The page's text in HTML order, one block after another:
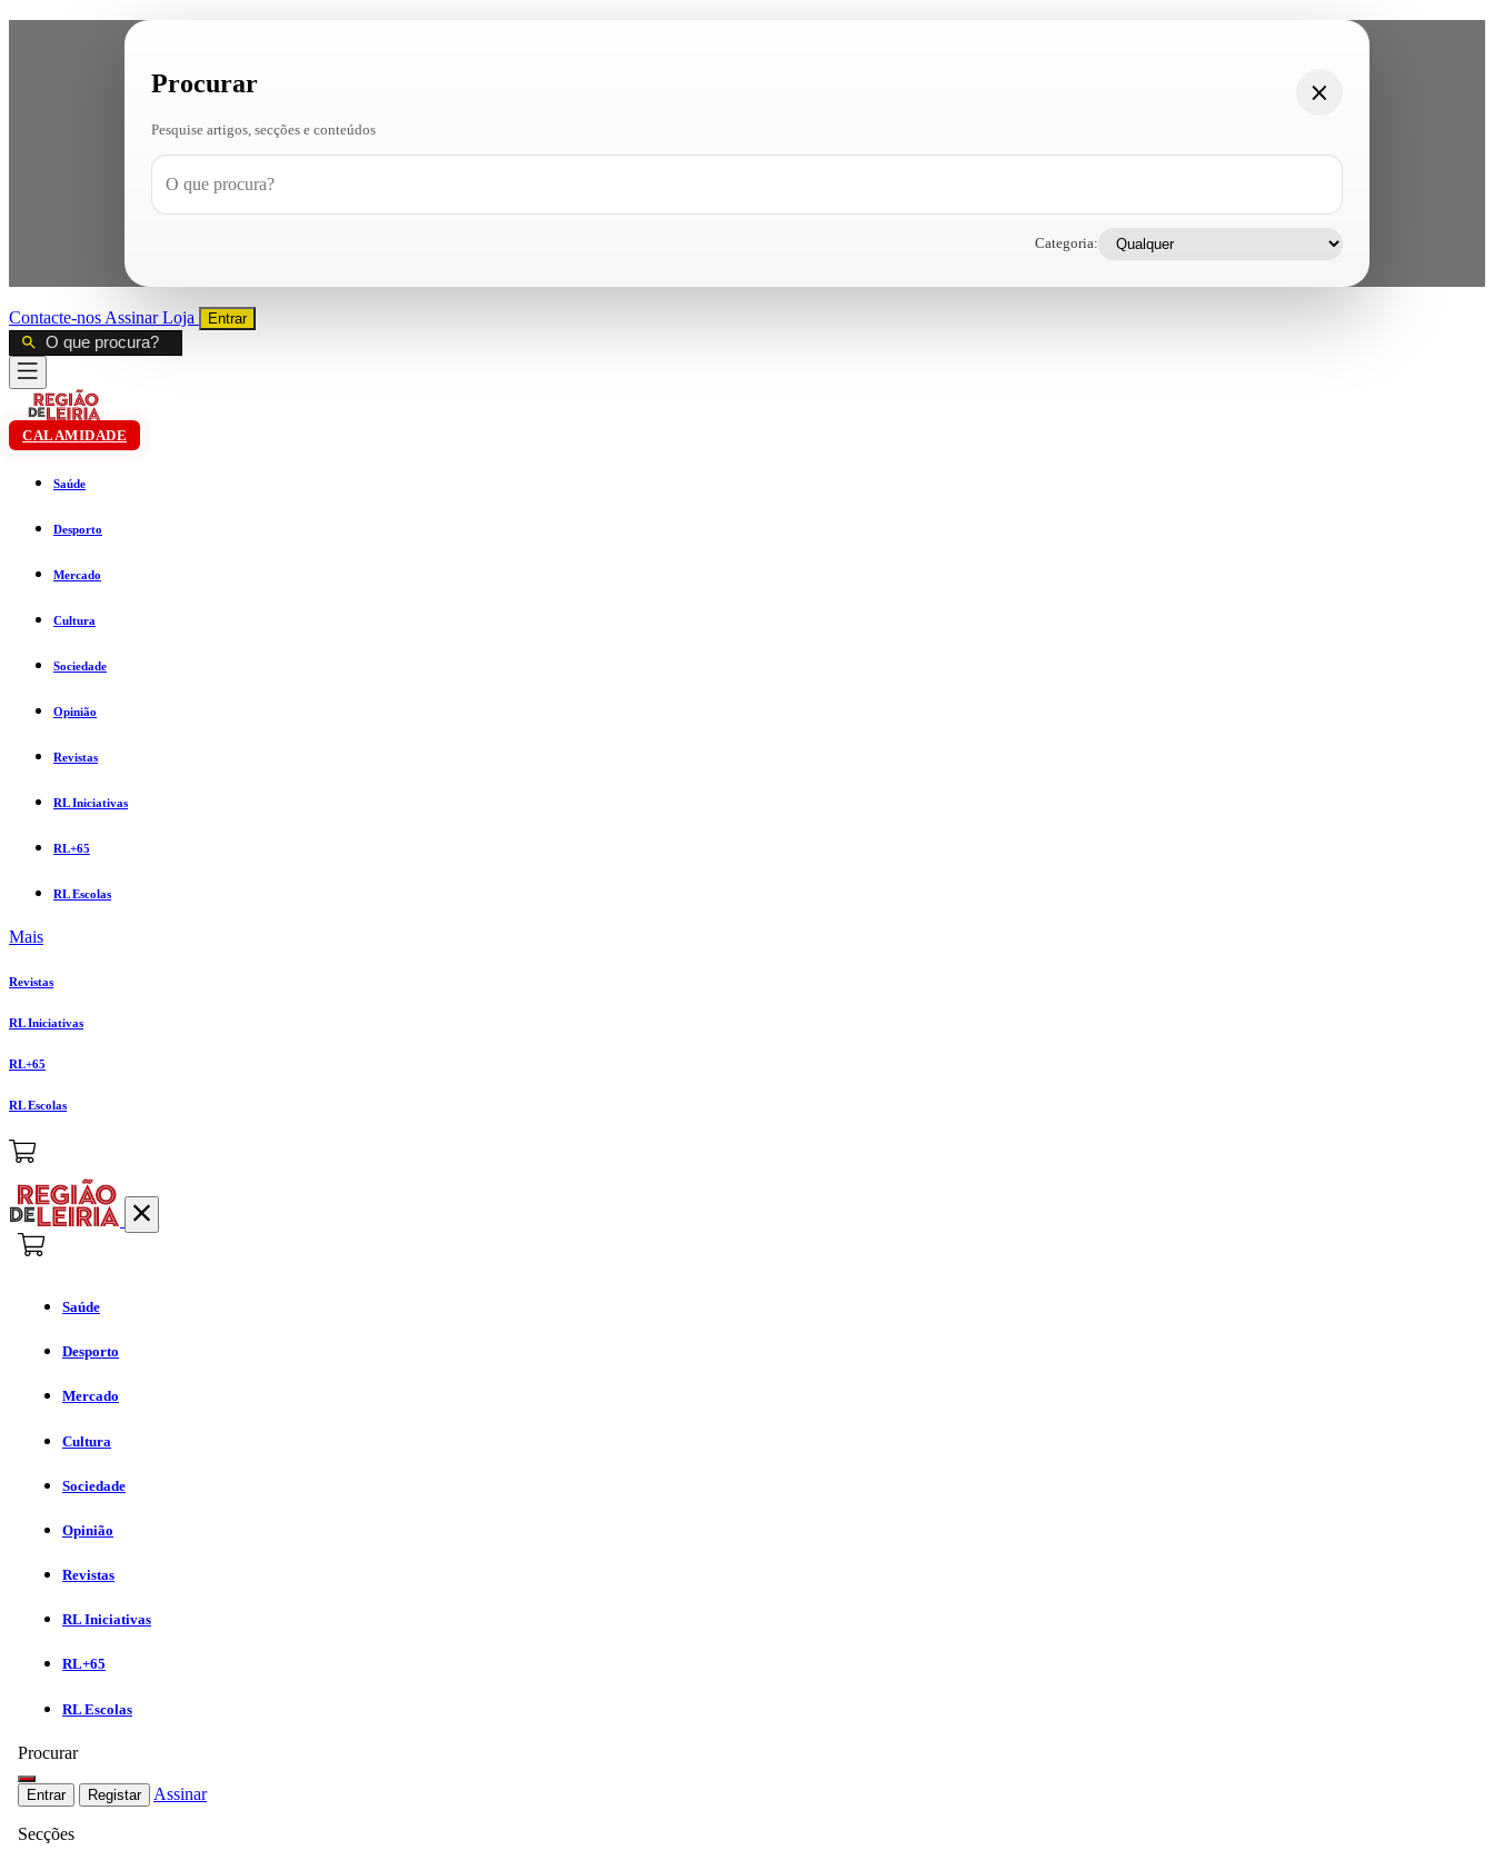
Procurar
Pesquise artigos, secções e conteúdos
Categoria:
Contacte-nos AssinarLoja Entrar
CALAMIDADE
Saúde
Desporto
Mercado
Cultura
Sociedade
Opinião
Revistas
RL Iniciativas
RL+65
RL Escolas
Mais
Revistas
RL Iniciativas
RL+65
RL Escolas
Saúde
Desporto
Mercado
Cultura
Sociedade
Opinião
Revistas
RL Iniciativas
RL+65
RL Escolas
Procurar
Entrar Registar Assinar
Secções